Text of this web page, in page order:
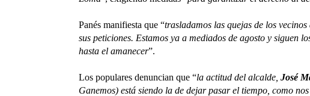
Panés manifiesta que “trasladamos las quejas de los
sus peticiones. Estamos ya a mediados de agosto y siguen
hasta el amanecer”.
Los populares denuncian que “la actitud del alcalde, José
Ganemos) está siendo la de dejar pasar el tiempo, como